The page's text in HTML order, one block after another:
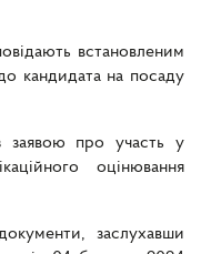
встановленим
кандидата на посаду
заявою про участь у
оцінювання
заслухавши